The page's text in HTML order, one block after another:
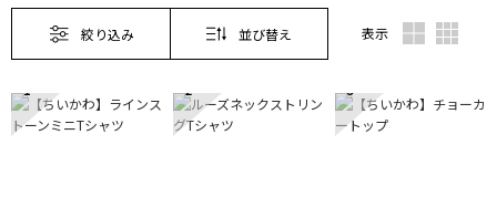
絞り込み 並び替え 表示
1 2 3